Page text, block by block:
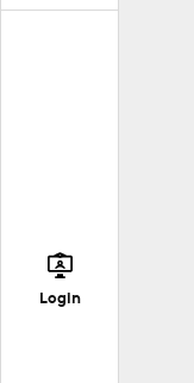
Login